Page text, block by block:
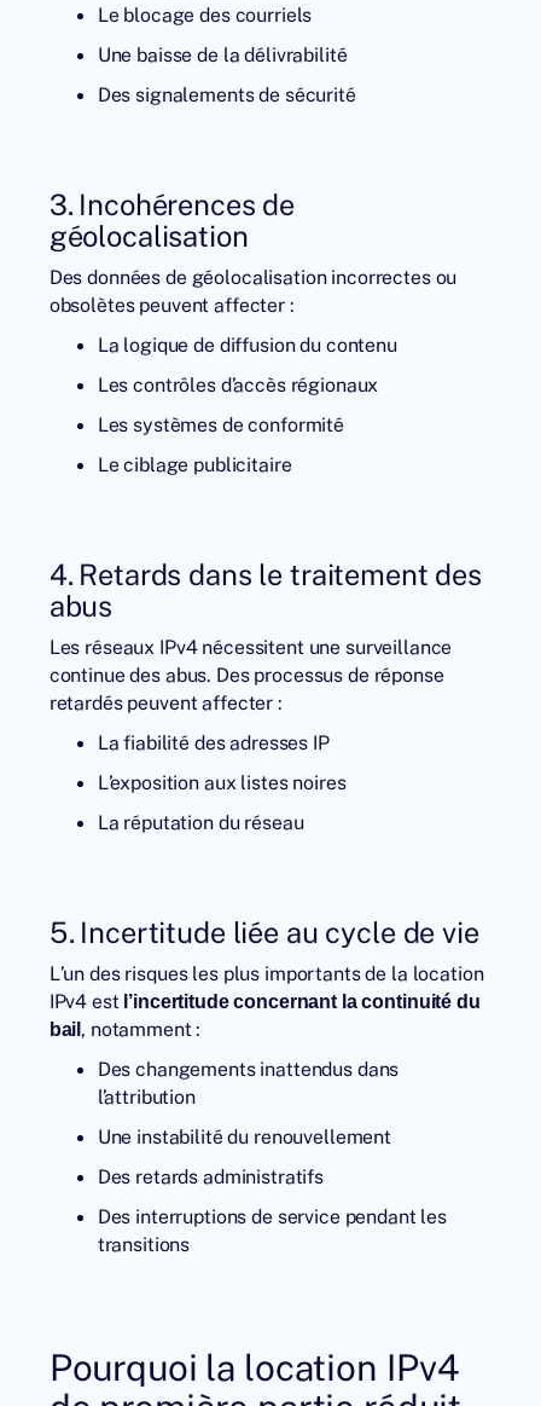
Le blocage des courriels
Une baisse de la délivrabilité
Des signalements de sécurité
3. Incohérences de
géolocalisation
Des données de géolocalisation incorrectes ou
obsolètes peuvent affecter :
La logique de diffusion du contenu
Les contrôles d’accès régionaux
Les systèmes de conformité
Le ciblage publicitaire
4. Retards dans le traitement des
abus
Les réseaux IPv4 nécessitent une surveillance
continue des abus. Des processus de réponse
retardés peuvent affecter :
La fiabilité des adresses IP
L’exposition aux listes noires
La réputation du réseau
5. Incertitude liée au cycle de vie
L’un des risques les plus importants de la location
IPv4 est l’incertitude concernant la continuité du
bail , notamment :
Des changements inattendus dans
l’attribution
Une instabilité du renouvellement
Des retards administratifs
Des interruptions de service pendant les
transitions
Pourquoi la location IPv4